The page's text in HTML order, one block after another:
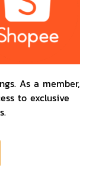
As a member,
to exclusive